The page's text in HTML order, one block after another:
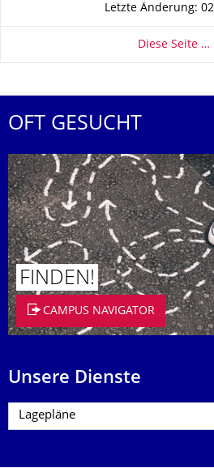
Letzte Änderung:
Diese Seite …
OFT GESUCHT
FINDEN!
CAMPUS NAVIGATOR
Unsere Dienste